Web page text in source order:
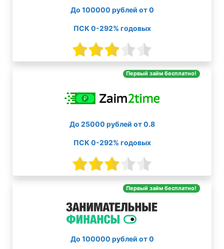
До 100000 рублей от 0
ПСК 0-292% годовых
Первый займ бесплатно!
До 25000 рублей от 0.8
ПСК 0-292% годовых
Первый займ бесплатно!
До 100000 рублей от 0